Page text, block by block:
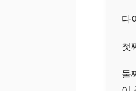
다
첫
둘